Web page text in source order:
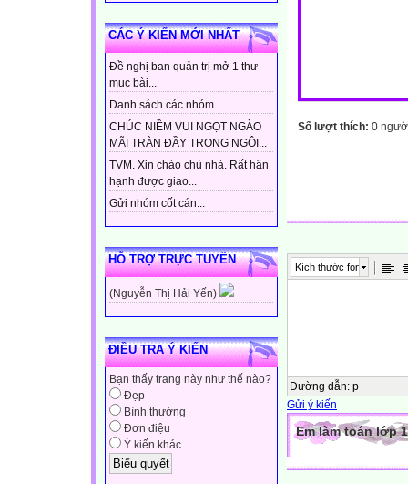
CÁC Ý KIẾN MỚI NHẤT
Đề nghị ban quản trị mở 1 thư
mục bài...
Danh sách các nhóm...
CHÚC NIỀM VUI NGỌT NGÀO
MÃI TRÀN ĐẦY TRONG NGÔI...
TVM. Xin chào chủ nhà. Rất hân
hạnh được giao...
Gửi nhóm cốt cán...
HỖ TRỢ TRỰC TUYẾN
(Nguyễn Thị Hải Yến)
ĐIỀU TRA Ý KIẾN
Bạn thấy trang này như thế nào?
Đẹp
Bình thường
Đơn điệu
Ý kiến khác
Số lượt thích: 0
Kích thước font
Đường dẫn: p
Gửi ý kiến
Em làm toán lớp 1